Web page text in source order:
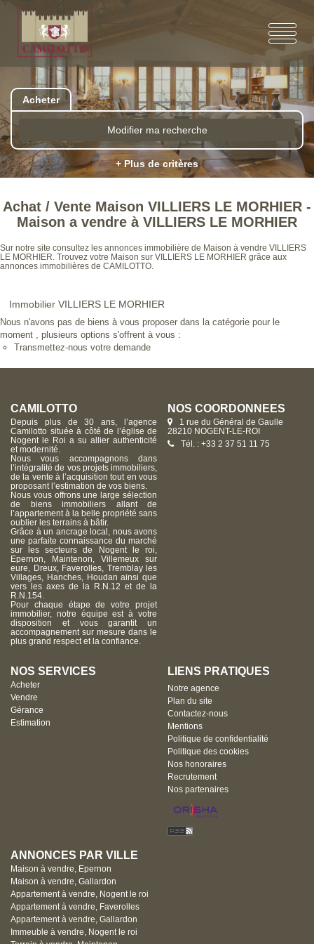
Acheter
Modifier ma recherche
+ Plus de critères
Achat / Vente Maison VILLIERS LE MORHIER -
Maison a vendre à VILLIERS LE MORHIER
Sur notre site consultez les annonces immobilière de Maison à vendre VILLIERS
LE MORHIER. Trouvez votre Maison sur VILLIERS LE MORHIER grâce aux
annonces immobilières de CAMILOTTO.
Immobilier VILLIERS LE MORHIER
Nous n'avons pas de biens à vous proposer dans la catégorie pour le
moment , plusieurs options s'offrent à vous :
Transmettez-nous votre demande
CAMILOTTO
Depuis plus de 30 ans, l’agence
Camilotto située à côté de l’église de
Nogent le Roi a su allier authenticité
et modernité.
Nous vous accompagnons dans
l’intégralité de vos projets immobiliers,
de la vente à l’acquisition tout en vous
proposant l’estimation de vos biens.
Nous vous offrons une large sélection
de biens immobiliers allant de
l’appartement à la belle propriété sans
oublier les terrains à bâtir.
Grâce à un ancrage local, nous avons
une parfaite connaissance du marché
sur les secteurs de Nogent le roi,
Epernon, Maintenon, Villemeux sur
eure, Dreux, Faverolles, Tremblay les
Villages, Hanches, Houdan ainsi que
vers les axes de la R.N.12 et de la
R.N.154.
Pour chaque étape de votre projet
immobilier, notre équipe est à votre
disposition et vous garantit un
accompagnement sur mesure dans le
plus grand respect et la confiance.
NOS COORDONNÉES
1 rue du Général de Gaulle
28210 NOGENT-LE-ROI
Tél. : +33 2 37 51 11 75
NOS SERVICES
Acheter
Vendre
Gérance
Estimation
LIENS PRATIQUES
Notre agence
Plan du site
Contactez-nous
Mentions
Politique de confidentialité
Politique des cookies
Nos honoraires
Recrutement
Nos partenaires
ANNONCES PAR VILLE
Maison à vendre, Epernon
Maison à vendre, Gallardon
Appartement à vendre, Nogent le roi
Appartement à vendre, Faverolles
Appartement à vendre, Gallardon
Immeuble à vendre, Nogent le roi